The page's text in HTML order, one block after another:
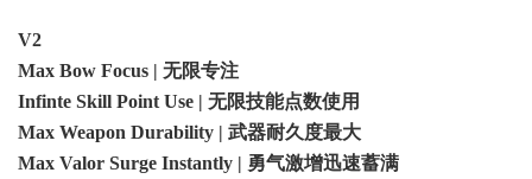
V2
Max Bow Focus | 无限专注
Infinte Skill Point Use | 无限技能点数使用
Max Weapon Durability | 武器耐久度最大
Max Valor Surge Instantly | 勇气激增迅速蓄满